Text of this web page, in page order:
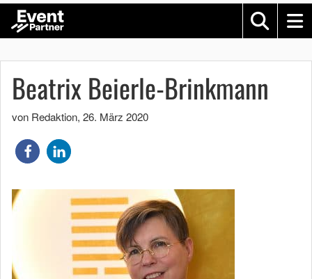
Beatrix Beierle-Brinkmann
von Redaktion, 26. März 2020